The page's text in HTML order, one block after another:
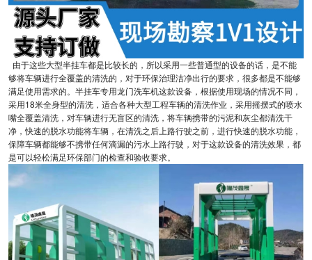
由于这些大型半挂车都是比较长的，所以采用一些普通型的设备的话，是不能
够将车辆进行全覆盖的清洗的，对于环保治理洁净出行的要求，很多都是不能够
满足使用需求的。半挂车专用龙门洗车机这款设备，根据使用现场的情况不同，
采用18米全身型的清洗，适合各种大型工程车辆的清洗作业，采用摇摆式的喷水
嘴全覆盖清洗，对车辆进行无盲区的清洗，将车辆携带的污泥和灰尘都清洗干
净，快速的脱水功能将车辆，在清洗之后上路行驶之前，进行快速的脱水功能，
保障车辆都能够不携带任何滴漏的污水上路行驶，对于这款设备的清洗效果，都
是可以轻松满足环保部门的检查和验收要求。